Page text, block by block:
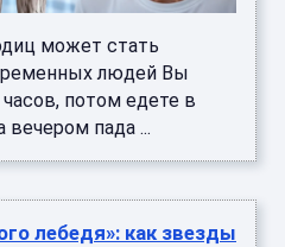
может стать
людей Вы
потом едете в
пада ...
лебедя»: как звезды